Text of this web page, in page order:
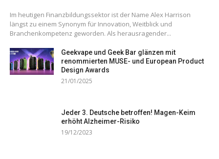
Im heutigen Finanzbildungssektor ist der Name Alex Harrison
längst zu einem Synonym für Innovation, Weitblick und
Branchenkompetenz geworden. Als herausragender...
Geekvape und Geek Bar glänzen mit
renommierten MUSE- und European Product
Design Awards
21/01/2025
Jeder 3. Deutsche betroffen! Magen-Keim
erhöht Alzheimer-Risiko
19/12/2023